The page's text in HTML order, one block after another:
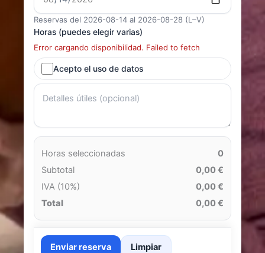
Reservas del 2026-08-14 al 2026-08-28 (L–V)
Horas (puedes elegir varias)
Error cargando disponibilidad. Failed to fetch
Acepto el uso de datos
Horas seleccionadas
0
Subtotal
0,00 €
IVA (10%)
0,00 €
Total
0,00 €
Enviar reserva Limpiar